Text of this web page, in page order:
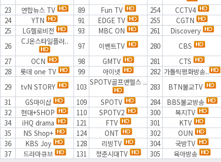
23 연합뉴스 TV 89 Fun TV 254
CCTV4
24
YTN 91 EDGE TV 255
CGTN
25
LG헬로비전 93 MBC ON 261
Discovery
26
CJ온스타일플러.. 97 이벤트TV 280
CBS
27
OCN 98 GMTV 281
CTS
28
롯데 one TV 99 아이넷 282 가톨릭평화방송..
29
tvN STORY 103 SPOTV골프앤헬스 .. 283
BTN불교TV
31
GS마이샵 109 SPOTV 284
BBS불교방송
32
현대+SHOP 110 SPOTV2 300
복지TV
34
iHQ drama 121 FTV 301
KTV
35
NS Shop+ 124 ONT 302
OUN
36
KBS Joy 128 리빙TV 304
국방TV
37
드라마큐브 131 청춘시대TV 305 육아방송